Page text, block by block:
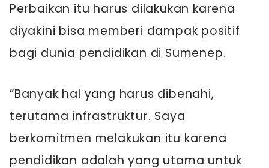
Perbaikan itu harus dilakukan karena
diyakini bisa memberi dampak positif
bagi dunia pendidikan di Sumenep.
”Banyak hal yang harus dibenahi,
terutama infrastruktur. Saya
berkomitmen melakukan itu karena
pendidikan adalah yang utama untuk